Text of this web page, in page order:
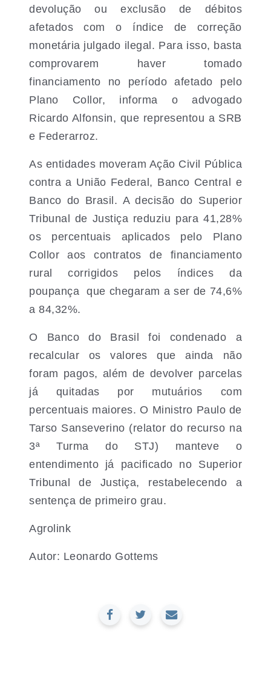
devolução ou exclusão de débitos
afetados com o índice de correção
monetária julgado ilegal. Para isso, basta
comprovarem haver tomado
financiamento no período afetado pelo
Plano Collor, informa o advogado
Ricardo Alfonsin, que representou a SRB
e Federarroz.
As entidades moveram Ação Civil Pública
contra a União Federal, Banco Central e
Banco do Brasil. A decisão do Superior
Tribunal de Justiça reduziu para 41,28%
os percentuais aplicados pelo Plano
Collor aos contratos de financiamento
rural corrigidos pelos índices da
poupança  que chegaram a ser de 74,6%
a 84,32%.
O Banco do Brasil foi condenado a
recalcular os valores que ainda não
foram pagos, além de devolver parcelas
já quitadas por mutuários com
percentuais maiores. O Ministro Paulo de
Tarso Sanseverino (relator do recurso na
3ª Turma do STJ) manteve o
entendimento já pacificado no Superior
Tribunal de Justiça, restabelecendo a
sentença de primeiro grau.
Agrolink
Autor: Leonardo Gottems